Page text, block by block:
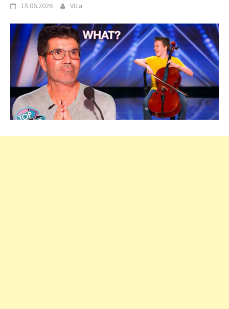
15.06.2026 Vica